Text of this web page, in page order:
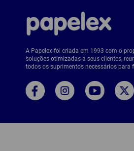
A Papelex foi criada em 1993 com o
soluções otimizadas a seus clientes,
todos os suprimentos necessários para